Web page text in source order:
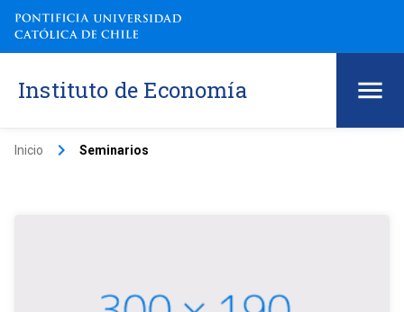
Instituto de Economía
Inicio keyboard_arrow_right Seminarios